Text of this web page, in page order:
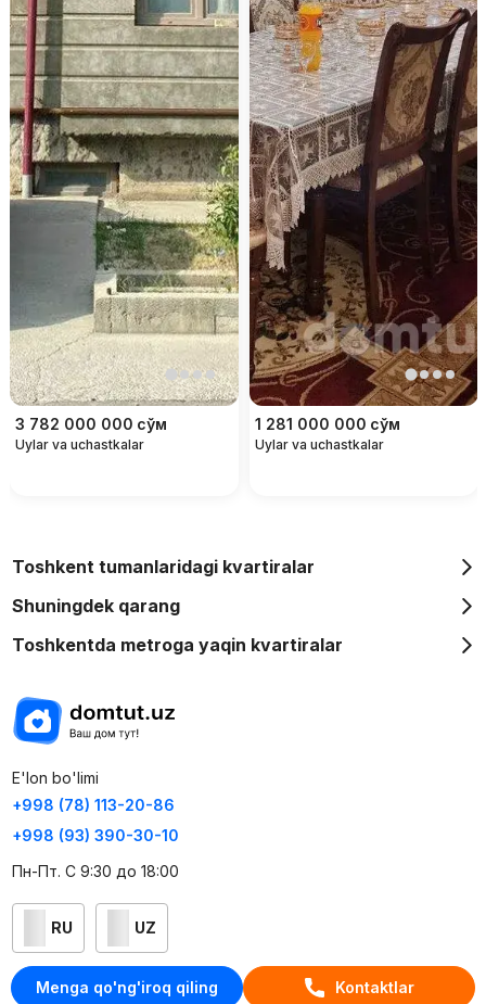
Menga qo'ng'iroq qiling Kontaktlar
3 782 000 000 сўм
Uylar va uchastkalar
1 281 000 000 сўм
Uylar va uchastkalar
Toshkent tumanlaridagi kvartiralar
Shuningdek qarang
Toshkentda metroga yaqin kvartiralar
E'lon bo'limi
+998 (78) 113-20-86
+998 (93) 390-30-10
Пн-Пт. С 9:30 до 18:00
RU UZ
Kontaktlar